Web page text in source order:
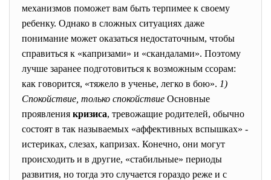
механизмов поможет вам быть терпимее к своему
ребенку. Однако в сложных ситуациях даже
понимание может оказаться недостаточным, чтобы
справиться к «капризами» и «скандалами». Поэтому
лучше заранее подготовиться к возможным ссорам:
как говорится, «тяжело в ученье, легко в бою». 1)
Спокойствие, только спокойствие Основные
проявления кризиса, тревожащие родителей, обычно
состоят в так называемых «аффективных вспышках» -
истериках, слезах, капризах. Конечно, они могут
происходить и в другие, «стабильные» периоды
развития, но тогда это случается гораздо реже и с